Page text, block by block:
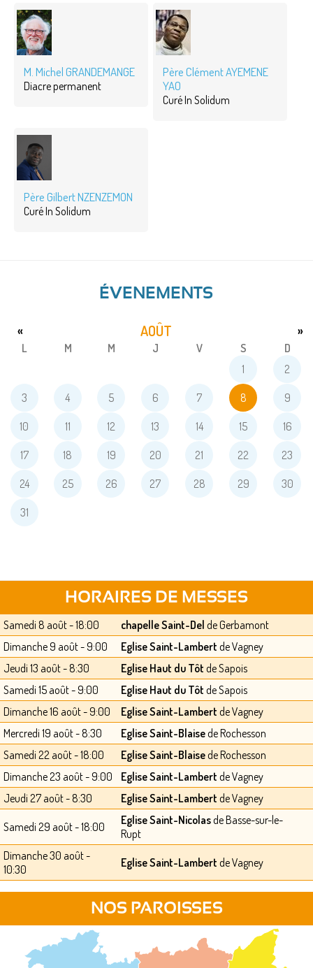
M. Michel GRANDEMANGE
Diacre permanent
Père Clément AYEMENE
YAO
Curé In Solidum
Père Gilbert NZENZEMON
Curé In Solidum
ÉVENEMENTS
AOÛT
« »
L M M J V S
D
1
2
3 4 5 6 7 8 9
10 11 12 13 14 15 16
17 18 19 20 21 22 23
24 25 26 27 28 29 30
31
HORAIRES DE MESSES
Samedi 8 août - 18:00 chapelle Saint-Del de Gerbamont
Dimanche 9 août - 9:00
Eglise Saint-Lambert de Vagney
Jeudi 13 août - 8:30
Eglise Haut du Tôt de Sapois
Samedi 15 août - 9:00
Eglise Haut du Tôt de Sapois
Dimanche 16 août - 9:00
Eglise Saint-Lambert de Vagney
Mercredi 19 août - 8:30
Eglise Saint-Blaisede Rochesson
Samedi 22 août - 18:00
Eglise Saint-Blaisede Rochesson
Dimanche 23 août - 9:00
Eglise Saint-Lambert de Vagney
Jeudi 27 août - 8:30
Eglise Saint-Lambert de Vagney
Samedi 29 août - 18:00 Eglise Saint-Nicolasde Basse-sur-le-
Rupt
Dimanche 30 août -
10:30
Eglise Saint-Lambert de Vagney
NOS PAROISSES